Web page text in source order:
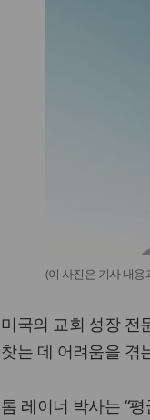
(이 사진은 기사 내
미국의 교회 성장 전
찾는 데 어려움을 겪
톰 레이너 박사는 “